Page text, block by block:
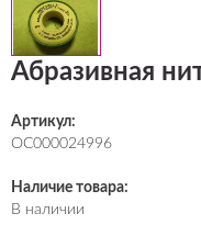
Абразивная
Артикул:
ОС000024996
Наличие товара:
В наличии